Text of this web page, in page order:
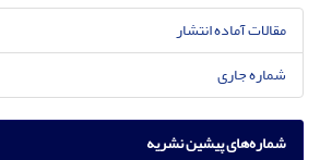
مقالات آماده انتشار
شماره جاری
شماره‌های پیشین نشریه